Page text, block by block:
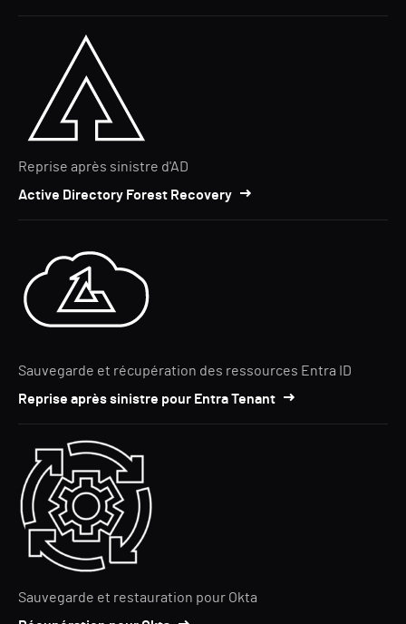
Reprise après sinistre d'AD
Active Directory Forest Recovery
Sauvegarde et récupération des ressources Entra ID
Reprise après sinistre pour Entra Tenant
Sauvegarde et restauration pour Okta